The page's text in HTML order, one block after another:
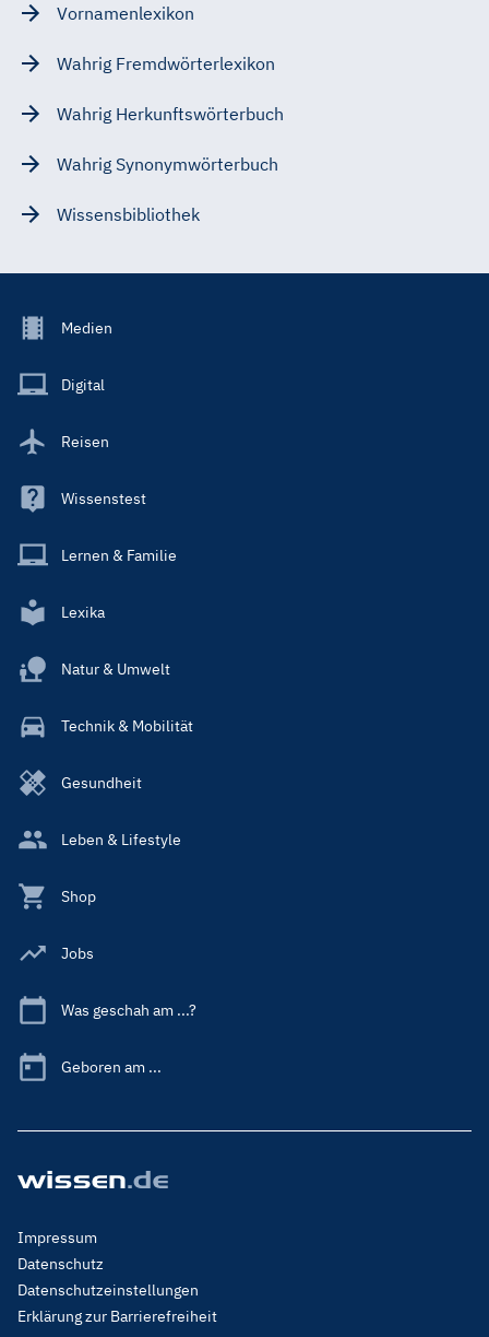
Vornamenlexikon
Wahrig Fremdwörterlexikon
Wahrig Herkunftswörterbuch
Wahrig Synonymwörterbuch
Wissensbibliothek
Footer
Main
Medien
Digital
Reisen
Wissenstest
Lernen & Familie
Lexika
Natur & Umwelt
Technik & Mobilität
Gesundheit
Leben & Lifestyle
Shop
Jobs
Was geschah am ...?
Geboren am ...
Footer
Menu
Legal
Impressum
Datenschutz
Datenschutzeinstellungen
Erklärung zur Barrierefreiheit